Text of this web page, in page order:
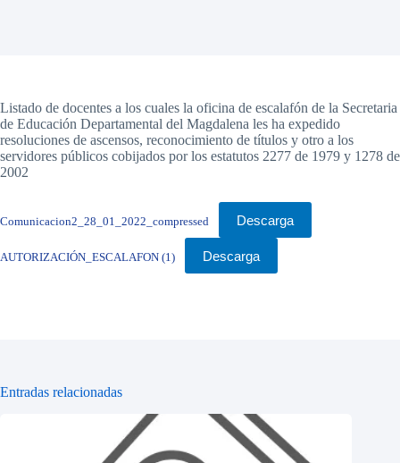
Listado de docentes a los cuales la oficina de escalafón de la Secretaria
de Educación Departamental del Magdalena les ha expedido
resoluciones de ascensos, reconocimiento de títulos y otro a los
servidores públicos cobijados por los estatutos 2277 de 1979 y 1278 de
2002
Comunicacion2_28_01_2022_compressed Descarga
AUTORIZACIÓN_ESCALAFON (1) Descarga
Entradas relacionadas